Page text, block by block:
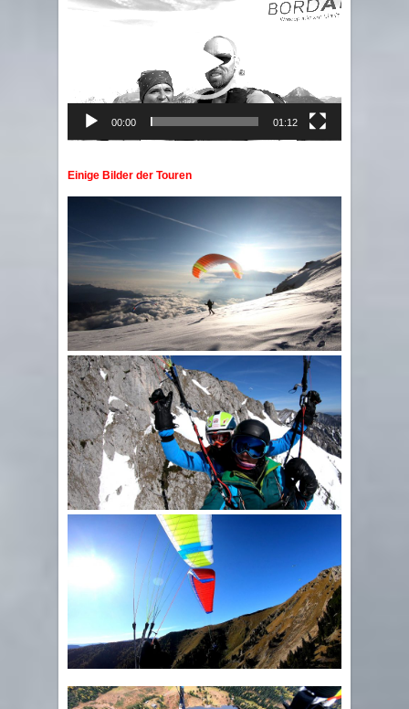
Player
00:00 01:12
Einige Bilder der Touren